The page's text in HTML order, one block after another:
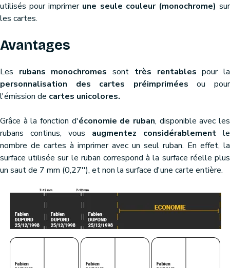
utilisés pour imprimer une seule couleur (monochrome) sur
les cartes.
Avantages
Les rubans monochromes sont très rentables pour la
personnalisation des cartes préimprimées ou pour
l'émission de cartes unicolores.
Grâce à la fonction d'économie de ruban, disponible avec les
rubans continus, vous augmentez considérablement le
nombre de cartes à imprimer avec un seul ruban. En effet, la
surface utilisée sur le ruban correspond à la surface réelle plus
un saut de 7 mm (0,27''), et non la surface d'une carte entière.